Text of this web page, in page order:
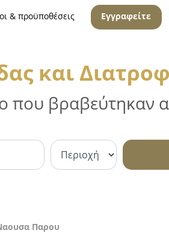
& προϋποθέσεις Εγγραφείτε
και
που βραβεύτηκαν
Παρου